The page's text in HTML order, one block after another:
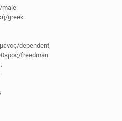
male
greek
dependent,
freedman